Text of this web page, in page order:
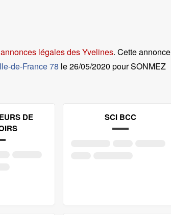
légales des Yvelines. Cette annonce
de-France 78 le26/05/2020 pour SONMEZ
DE
SCI BCC